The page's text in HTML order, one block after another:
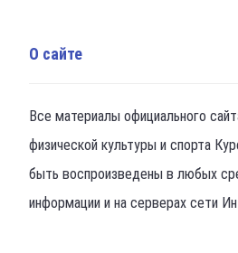
О сайте
Все материалы официального
физической культуры и спорта
быть воспроизведены в любых
информации и на серверах сети